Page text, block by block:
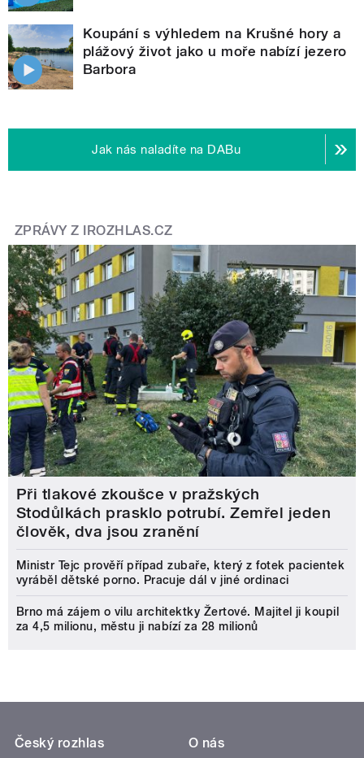
Koupání s výhledem na Krušné hory a
plážový život jako u moře nabízí jezero
Barbora
Jak nás naladíte na DABu
ZPRÁVY Z IROZHLAS.CZ
Při tlakové zkoušce v pražských
Stodůlkách prasklo potrubí. Zemřel jeden
člověk, dva jsou zranění
Ministr Tejc prověří případ zubaře, který z fotek pacientek
vyráběl dětské porno. Pracuje dál v jiné ordinaci
Brno má zájem o vilu architektky Žertové. Majitel ji koupil
za 4,5 milionu, městu ji nabízí za 28 milionů
Český rozhlas
O nás